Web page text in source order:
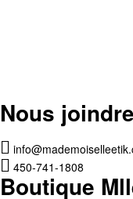
Nous joindre
450-741-1808
Boutique